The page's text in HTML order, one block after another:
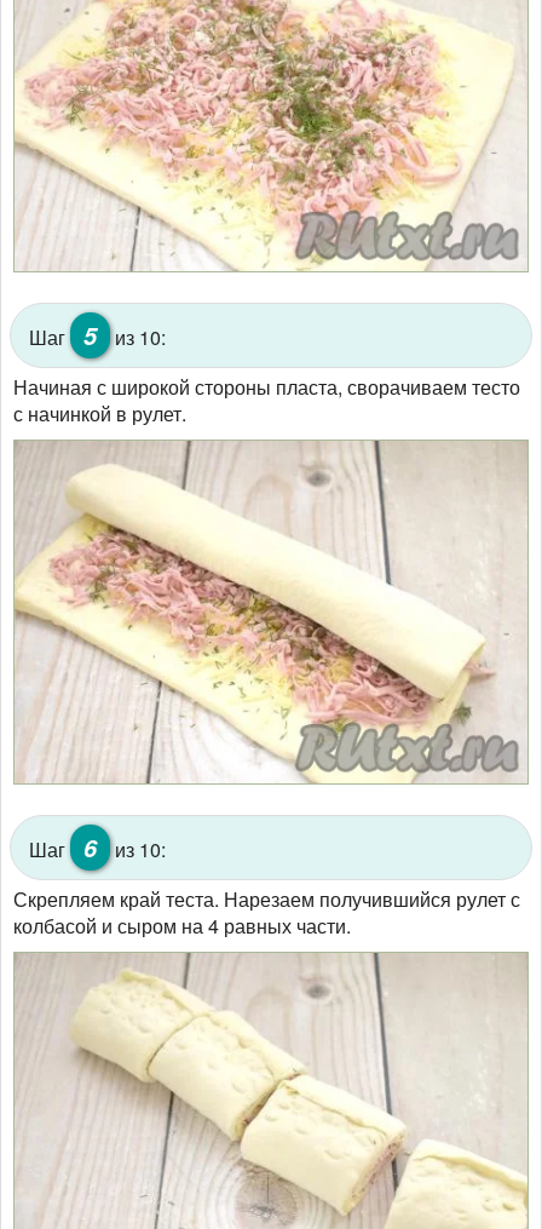
Шаг 5
из 10:
Начиная с широкой стороны пласта, сворачиваем тесто
с начинкой в рулет.
Шаг 6
из 10:
Скрепляем край теста. Нарезаем получившийся рулет с
колбасой и сыром на 4 равных части.